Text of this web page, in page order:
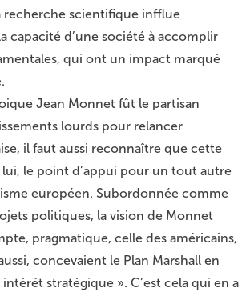
recherche scientifique infflue
capacité d’une société à accomplir
qui ont un impact marqué
Jean Monnet fût le partisan
lourds pour relancer
il faut aussi reconnaître que cette
le point d’appui pour un tout autre
européen. Subordonnée comme
politiques, la vision de Monnet
pragmatique, celle des américains,
concevaient le Plan Marshall en
stratégique ». C’est cela qui en a